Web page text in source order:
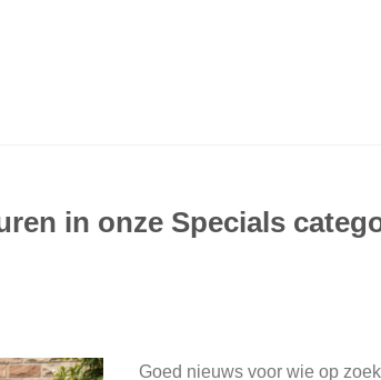
in onze Specials
Goed nieuws voor wie op